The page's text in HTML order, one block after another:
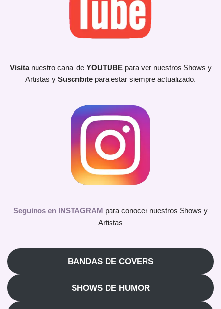
Visita nuestro canal de YOUTUBEpara ver nuestros Shows y
Artistas y Suscribite para estar siempre actualizado.
Seguinos en INSTAGRAM para conocer nuestros Shows y
Artistas
BANDAS DE COVERS
SHOWS DE HUMOR